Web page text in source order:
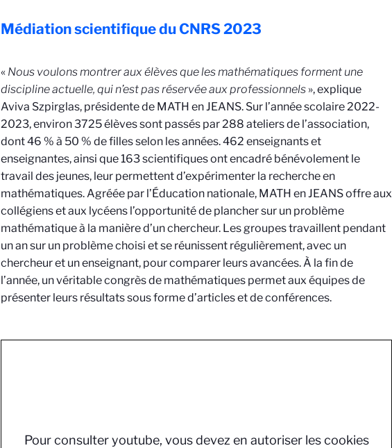
Médiation scientifique du CNRS2023
« Nous voulons montrer aux élèves que les mathématiques forment une
discipline actuelle, qui n’est pas réservée aux professionnels », explique
Aviva Szpirglas, présidente de MATH en JEANS. Sur l’année scolaire 2022-
2023, environ 3725 élèves sont passés par 288 ateliers de l’association,
dont 46 % à 50 % de filles selon les années. 462 enseignants et
enseignantes, ainsi que 163 scientifiques ont encadré bénévolement le
travail des jeunes, leur permettent d’expérimenter la recherche en
mathématiques. Agréée par l’Éducation nationale, MATH en JEANS offre aux
collégiens et aux lycéens l’opportunité de plancher sur un problème
mathématique à la manière d’un chercheur. Les groupes travaillent pendant
un an sur un problème choisi et se réunissent régulièrement, avec un
chercheur et un enseignant, pour comparer leurs avancées. À la fin de
l’année, un véritable congrès de mathématiques permet aux équipes de
présenter leurs résultats sous forme d’articles et de conférences.
Pour consulter youtube, vous devez en autoriser les cookies